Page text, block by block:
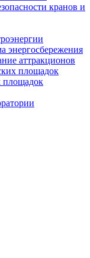
кранов и
энергосбережения
аттракционов
площадок
площадок